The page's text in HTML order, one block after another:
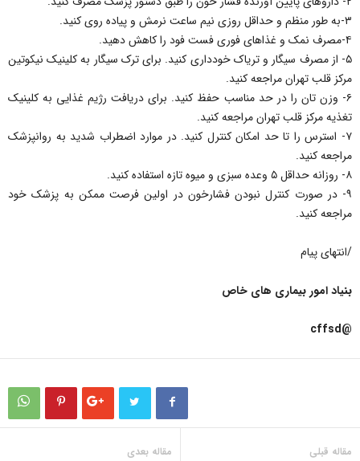
۳-به طور منظم و حداقل روزی نیم ساعت نرمش و پیاده روی کنید.
۴-مصرف نمک و غذاهای فوری فست فود را کاهش دهید.
۵- از مصرف سیگار و تریاک خودداری کنید. برای ترک سیگار به کلینیک نیکوتین
مرکز قلب تهران مراجعه کنید.
۶- وزن تان را در حد مناسب حفظ کنید. برای دریافت رژیم غذایی به کلینیک
تغذیه مرکز قلب تهران مراجعه کنید.
۷- استرس را تا حد امکان کنترل کنید. در موارد اضطراب شدید به روانپزشک
مراجعه کنید.
۸- روزانه حداقل ۵ وعده سبزی و میوه تازه استفاده کنید.
۹- در صورت کنترل نبودن فشارخون در اولین فرصت ممکن به پزشک خود
مراجعه کنید.
/انتهای پیام
بنیاد امور بیماری های خاص
@cffsd
مقاله قبلی مقاله بعدی